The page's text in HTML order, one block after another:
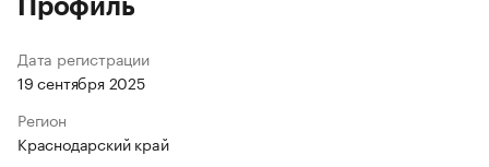
Профиль
Дата регистрации
19 сентября 2025
Регион
Краснодарский край